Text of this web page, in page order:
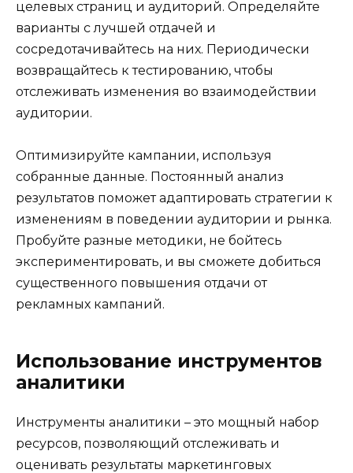
целевых страниц и аудиторий. Определяйте
варианты с лучшей отдачей и
сосредотачивайтесь на них. Периодически
возвращайтесь к тестированию, чтобы
отслеживать изменения во взаимодействии
аудитории.
Оптимизируйте кампании, используя
собранные данные. Постоянный анализ
результатов поможет адаптировать стратегии к
изменениям в поведении аудитории и рынка.
Пробуйте разные методики, не бойтесь
экспериментировать, и вы сможете добиться
существенного повышения отдачи от
рекламных кампаний.
Использование инструментов
аналитики
Инструменты аналитики – это мощный набор
ресурсов, позволяющий отслеживать и
оценивать результаты маркетинговых